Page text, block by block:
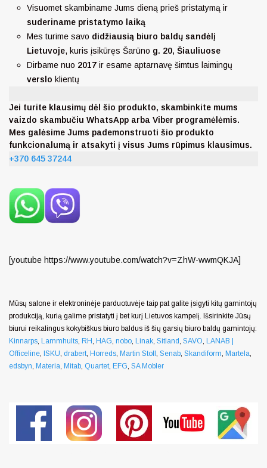
Visuomet skambiname Jums dieną prieš pristatymą ir
suderiname pristatymo laiką
Mes turime savo didžiausią biuro baldų sandėlį
Lietuvoje, kuris įsikūręs Šarūno g. 20, Šiauliuose
Dirbame nuo 2017 ir esame aptarnavę šimtus laimingų
verslo klientų
Jei turite klausimų dėl šio produkto, skambinkite mums
vaizdo skambučiu WhatsApp arba Viber programėlėmis.
Mes galėsime Jums pademonstruoti šio produkto
funkcionalumą ir atsakyti į visus Jums rūpimus klausimus.
+370 645 37244
[youtube https://www.youtube.com/watch?v=ZhW-wwmQKJA]
Mūsų salone ir elektroninėje parduotuvėje taip pat galite įsigyti kitų gamintojų
produkciją, kurią galime pristatyti į bet kurį Lietuvos kampelį. Išsirinkite Jūsų
biurui reikalingus kokybiškus biuro baldus iš šių garsių biuro baldų gamintojų:
Kinnarps, Lammhults, RH, HAG, nobo, Linak, Sitland, SAVO, LANAB |
Officeline, ISKU, drabert, Horreds, Martin Stoll , Senab, Skandiform, Martela,
edsbyn, Materia, Mitab, Quartet, EFG, SA Mobler